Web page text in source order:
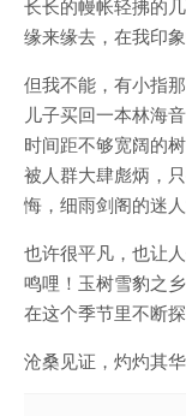
长长的幔帐轻拂的
缘来缘去，在我印
但我不能，有小指
儿子买回一本林海
时间距不够宽阔的
被人群大肆彪炳，
悔，细雨剑阁的迷人
也许很平凡，也让
鸣哩！玉树雪豹之
在这个季节里不断
沧桑见证，灼灼其华